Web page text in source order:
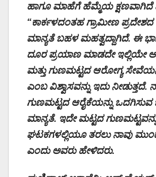
ಹಾಗೂ ಮಾಹೆಗೆ ಹೆಮ್ಮೆಯ ಕ್ಷಣವಾಗಿದೆ
“ಕಾರ್ಕಳದಂತಹ ಗ್ರಾಮೀಣ ಪ್ರದೇಶದ
ಮಾನ್ಯತೆ ಬಹಳ ಮಹತ್ವದ್ದಾಗಿದೆ. ಈ
ದೂರ ಪ್ರಯಾಣ ಮಾಡದೇ ಇಲ್ಲಿಯೇ
ಮತ್ತು ಗುಣಮಟ್ಟದ ಆರೋಗ್ಯ
ಎಂಬ ವಿಶ್ವಾಸವನ್ನು ಇದು ನೀಡುತ್ತದೆ.
ಗುಣಮಟ್ಟದ ಆರೈಕೆಯನ್ನು ಒದಗಿಸುವ
ಮಾನ್ಯತೆ. ಇದೇ ಮಟ್ಟದ
ಘಟಕಗಳಲ್ಲಿಯೂ ತರಲು ನಾವು
ಎಂದು ಅವರು ಹೇಳಿದರು.